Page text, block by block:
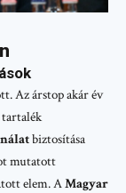
Az árstop akár év
tartalék
biztosítása
mutatott
elem. AMagyar